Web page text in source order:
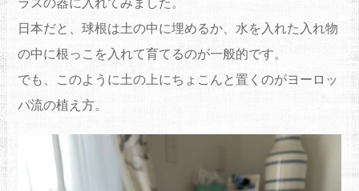
ラスの器に入れてみました。
日本だと、球根は土の中に埋めるか、水を入れた入れ物
の中に根っこを入れて育てるのが一般的です。
でも、このように土の上にちょこんと置くのがヨーロッ
パ流の植え方。